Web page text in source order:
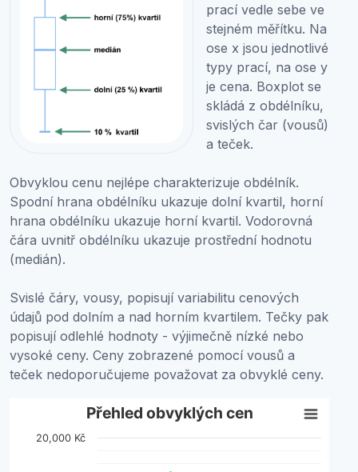
prací vedle sebe ve
stejném měřítku. Na
ose x jsou jednotlivé
typy prací, na ose y
je cena. Boxplot se
skládá z obdélníku,
svislých čar (vousů)
a teček.
Obvyklou cenu nejlépe charakterizuje obdélník.
Spodní hrana obdélníku ukazuje dolní kvartil, horní
hrana obdélníku ukazuje horní kvartil. Vodorovná
čára uvnitř obdélníku ukazuje prostřední hodnotu
(medián).
Svislé čáry, vousy, popisují variabilitu cenových
údajů pod dolním a nad horním kvartilem. Tečky pak
popisují odlehlé hodnoty - výjimečně nízké nebo
vysoké ceny. Ceny zobrazené pomocí vousů a
teček nedoporučujeme považovat za obvyklé ceny.
Přehled obvyklých cen
Boxplot with 2 data series. Box plot charts are typically
Přehled obvyklých cen
20,000 Kč